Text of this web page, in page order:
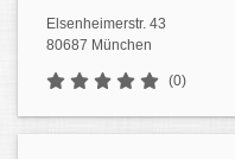
Elsenheimerstr. 43
80687 München
(0)